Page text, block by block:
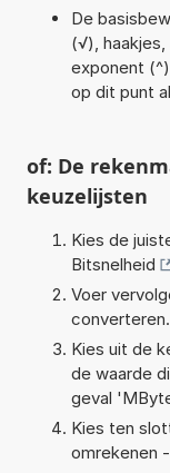
De
(√),
exponent
op dit punt
of: De
keuzelijsten
Kies de
Bitsnelheid
Voer
converteren.
Kies uit de
de waarde
geval '
Kies ten
omrekenen